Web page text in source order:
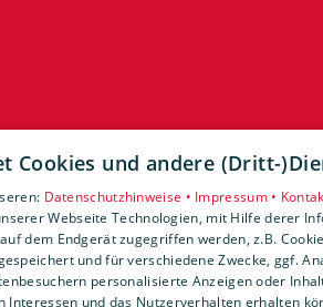
Cookies und andere (Dritt-
Datenschutzhinweise • Impressum •
Webseite Technologien, mit Hilfe derer
dem Endgerät zugegriffen werden, z.B.
und für verschiedene Zwecke, ggf.
personalisierte Anzeigen oder
und das Nutzerverhalten erhalten